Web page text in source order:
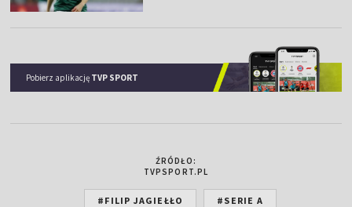
Pobierz aplikację TVP SPORT
ŹRÓDŁO:
TVPSPORT.PL
#FILIP JAGIEŁŁO #SERIE A